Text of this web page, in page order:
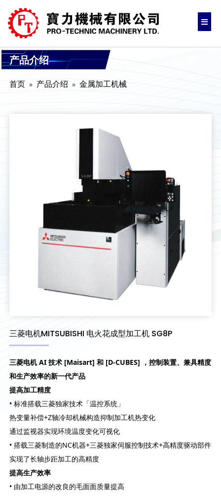
产品介绍
首页 产品介绍 金属加工机械
三菱电机MITSUBISHI 电火花成型加工机 SG8P
三菱电机 AI 技术 [Maisart] 和 [D-CUBES] ，控制装置、兼具精度
和生产效率的新一代产品
提高加工精度
• 标准搭载三菱独家技术「温控系统」
热变量补偿+Z轴冷却机械构造抑制加工机热变化
通过监视器实现环境温度变化可视化
• 搭载三菱制造的NC机器+三菱独家伺服控制技术+高精度驱动部件
实现了长轴步距加工的高精度
提高生产效率
• 由加工电源的改良的毛面面质量提高